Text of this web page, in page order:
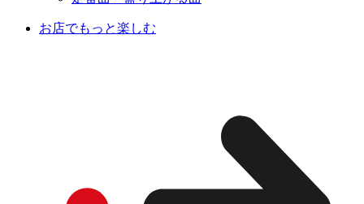
お店でもっと楽しむ